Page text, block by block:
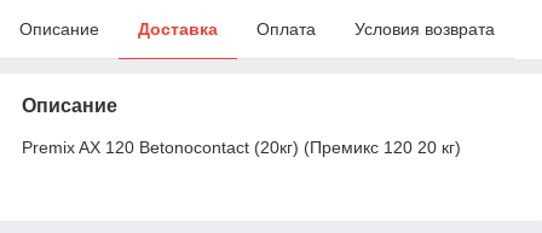
Описание Доставка Оплата Условия возврата
Описание
Premix AX 120 Betonocontact (20кг) (Премикс 120 20 кг)